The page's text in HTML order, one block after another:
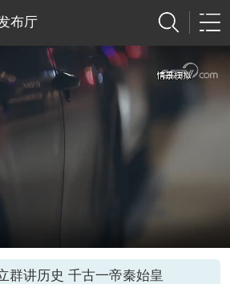
布厅
群讲历史 千古一帝秦始皇